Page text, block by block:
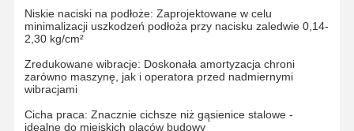
Dom Produkty Filmy Pokaz VR
Niskie naciski na podłoże: Zaprojektowane w celu
minimalizacji uszkodzeń podłoża przy nacisku zaledwie 0,14-
2,30 kg/cm²
Zredukowane wibracje: Doskonała amortyzacja chroni
zarówno maszynę, jak i operatora przed nadmiernymi
wibracjami
Cicha praca: Znacznie cichsze niż gąsienice stalowe -
idealne do miejskich placów budowy